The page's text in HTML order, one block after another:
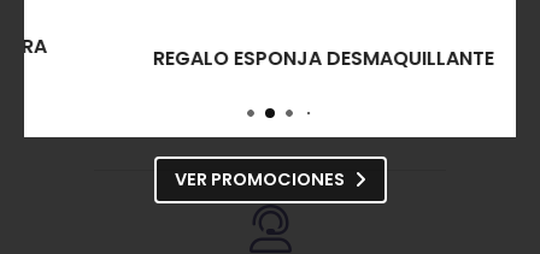
¡Síguenos en las redes!
REGALO ESPONJA DESMAQUILLANTE
VER PROMOCIONES